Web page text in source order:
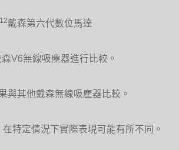
12戴森第六代數位馬達
V6無線吸塵器進行比較。
與其他戴森無線吸塵器比較。
特定情況下實際表現可能有所不同。